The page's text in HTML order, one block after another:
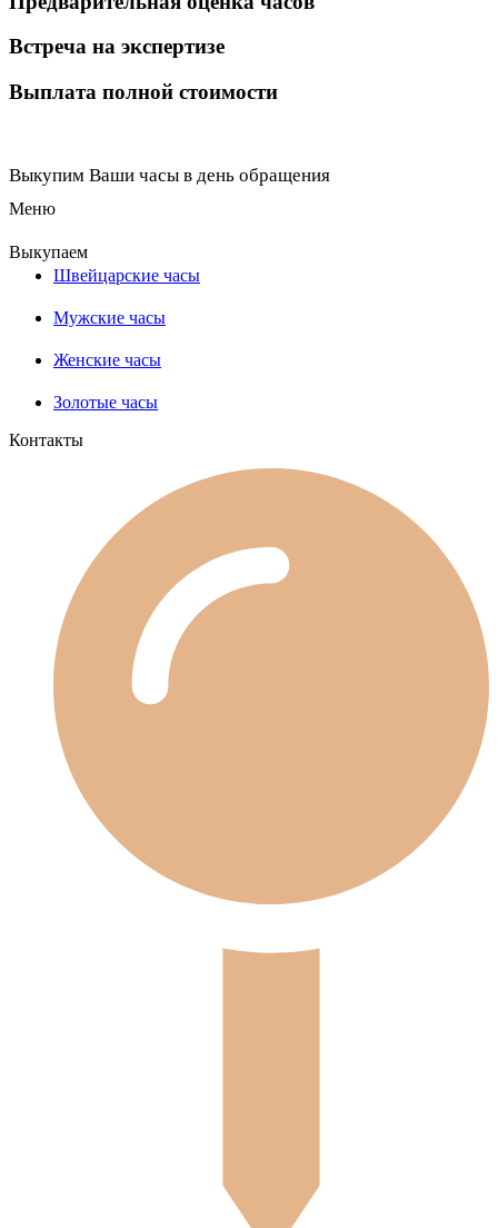
Встреча на экспертизе
Выплата полной стоимости
Выкупим Ваши часы в день обращения
Меню
Выкупаем
Швейцарские часы
Мужские часы
Женские часы
Золотые часы
Контакты